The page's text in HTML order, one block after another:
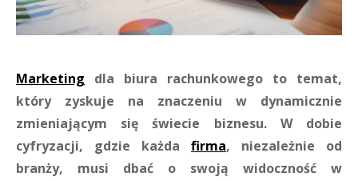
Marketing dla biura rachunkowego to temat,
który zyskuje na znaczeniu w dynamicznie
zmieniającym się świecie biznesu. W dobie
cyfryzacji, gdzie każda firma, niezależnie od
branży, musi dbać o swoją widoczność w